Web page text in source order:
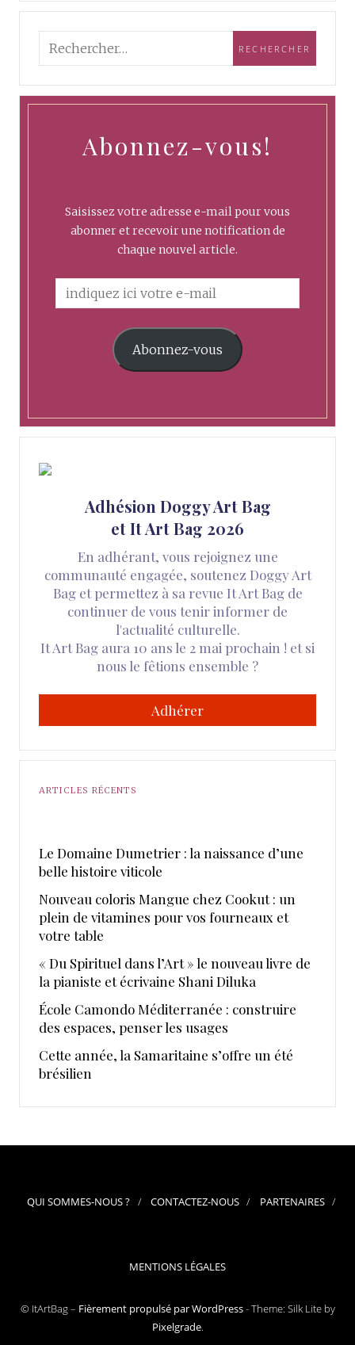
Abonnez-vous!
Saisissez votre adresse e-mail pour vous
abonner et recevoir une notification de
chaque nouvel article.
Abonnez-vous
Adhésion Doggy Art Bag
et It Art Bag 2026
En adhérant, vous rejoignez une
communauté engagée, soutenez Doggy Art
Bag et permettez à sa revue It Art Bag de
continuer de vous tenir informer de
l'actualité culturelle.
It Art Bag aura 10 ans le 2 mai prochain ! et si
nous le fêtions ensemble ?
Adhérer
ARTICLES RÉCENTS
Le Domaine Dumetrier : la naissance d’une
belle histoire viticole
Nouveau coloris Mangue chez Cookut : un
plein de vitamines pour vos fourneaux et
votre table
« Du Spirituel dans l’Art » le nouveau livre de
la pianiste et écrivaine Shani Diluka
École Camondo Méditerranée : construire
des espaces, penser les usages
Cette année, la Samaritaine s’offre un été
brésilien
QUI SOMMES-NOUS ? CONTACTEZ-NOUS PARTENAIRES
MENTIONS LÉGALES
© ItArtBag – Fièrement propulsé par WordPress-Theme: Silk Lite by
Pixelgrade.